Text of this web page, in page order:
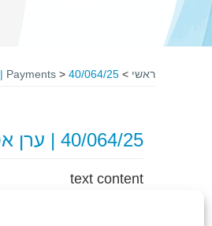
ראשי >
Payments > 40/064/25 | ערן אטיאס FROM לבנט
40/064/25 | ערן אטיאס FROM לבנט
text content